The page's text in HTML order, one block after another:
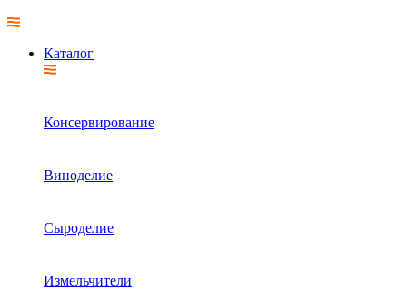
Каталог
Консервирование
Виноделие
Сыроделие
Измельчители